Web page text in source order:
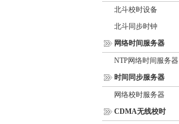
北斗校时设备
北斗同步时钟
网络时间服务器
NTP网络时间服务器
时间同步服务器
网络校时服务器
CDMA无线校时